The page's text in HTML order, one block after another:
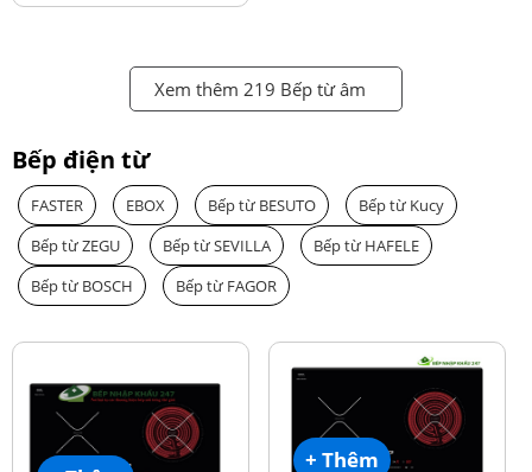
Xem thêm 219 Bếp từ âm
Bếp điện từ
FASTER EBOX Bếp từ BESUTO
Bếp từ Kucy
Bếp từ ZEGU
Bếp từ SEVILLA
Bếp từ HAFELE
Bếp từ BOSCH
Bếp từ FAGOR
+ Thêm